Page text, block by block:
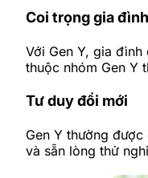
Coi trọng gia đình
Với Gen Y, gia
thuộc nhóm Gen Y
Tư duy đổi mới
Gen Y thường
và sẵn lòng thử